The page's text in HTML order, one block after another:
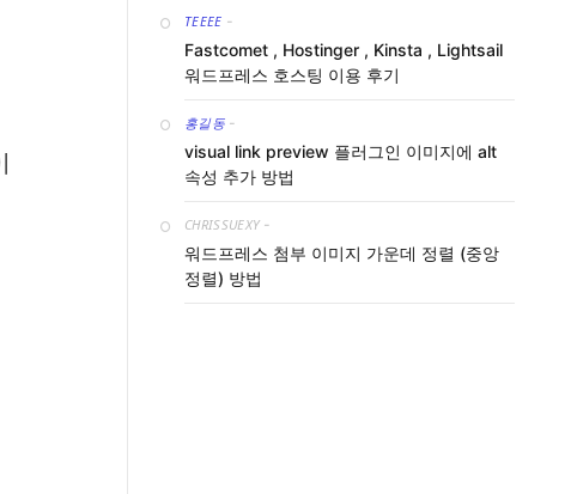
TEEEE -
Fastcomet , Hostinger , Kinsta , Lightsail
워드프레스 호스팅 이용 후기
홍길동 -
visual link preview 플러그인 이미지에 alt
속성 추가 방법
CHRISSUEXY -
워드프레스 첨부 이미지 가운데 정렬 (중앙
정렬) 방법